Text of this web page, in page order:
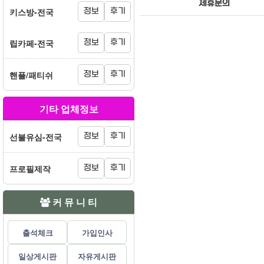
제휴문의
키스방-전국 정보 후기
립카페-전국 정보 후기
핸플/패티쉬 정보 후기
기타 업체정보
선불유심-전국 정보 후기
프로필제작 정보 후기
커 뮤 니 티
출석체크 가입인사
일상게시판 자유게시판